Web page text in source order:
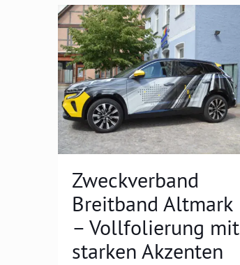
Zweckverband
Breitband Altmark
– Vollfolierung mit
starken Akzenten